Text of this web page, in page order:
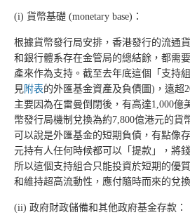
(i) 貨幣基礎 (monetary base)：
根據貨幣發行局安排，香港發行的流通
和銀行體系存在金管局的總結餘，都需
產來作為支持。截至去年底這個「支持
見附表的外匯基金資產及負債圖)，遠超
主要因為在雷曼倒閉後，有高達1,000億
幣發行局機制兌換為約7,800億港元的貨
可以說是外匯基金的短期負債，有點像
元持有人任何時候都可以「提款」，將
所以這個支持組合只能投資於短期的優
和維持超高流動性，應付隨時而來的兌
(ii) 政府財政儲備和其他政府基金存款：